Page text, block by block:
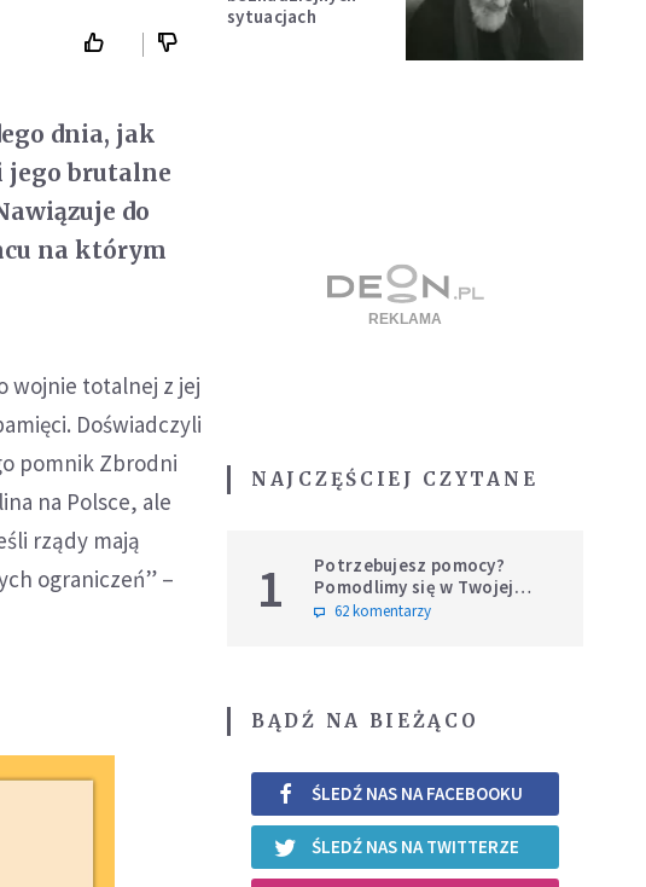
dnia, jak
brutalne
do
na którym
wojnie totalnej z jej
Doświadczyli
pomnik Zbrodni
na Polsce, ale
rządy mają
ograniczeń” –
sytuacjach
NAJCZĘŚCIEJ CZYTANE
1
Potrzebujesz pomocy?
Pomodlimy się w Twojej
intencji
62 komentarzy
BĄDŹ NA BIEŻĄCO
ŚLEDŹ NAS NA FACEBOOKU
ŚLEDŹ NAS NA TWITTERZE